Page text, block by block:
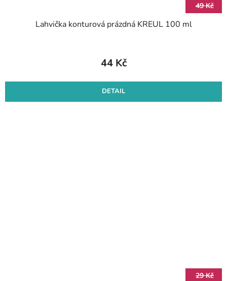
49 Kč
Lahvička konturová prázdná KREUL 100 ml
44 Kč
DETAIL
29 Kč